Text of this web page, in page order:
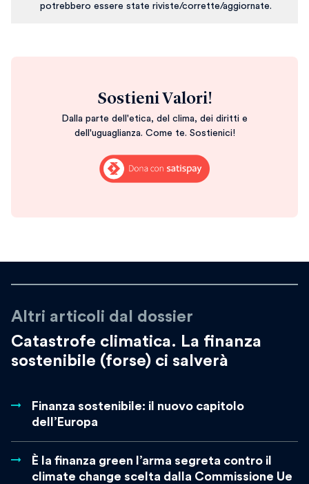
potrebbero essere state riviste/corrette/aggiornate.
Sostieni Valori!
Dalla parte dell'etica, del clima, dei diritti e
dell'uguaglianza. Come te. Sostienici!
Altri articoli dal dossier
Catastrofe climatica. La finanza
sostenibile (forse) ci salverà
Finanza sostenibile: il nuovo capitolo
dell’Europa
È la finanza green l’arma segreta contro il
climate change scelta dalla Commissione Ue